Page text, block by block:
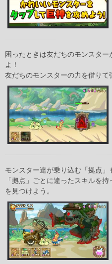
困ったときは友だちのモンスタ
よ！
友だちのモンスターの力を借りて
モンスター達が乗り込む「拠点」
「拠点」ごとに違ったスキルを
を見つけよう。